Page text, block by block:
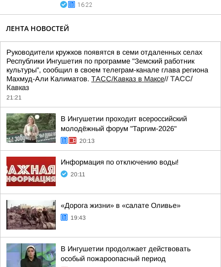
16:22
ЛЕНТА НОВОСТЕЙ
Руководители кружков появятся в семи отдаленных селах
Республики Ингушетия по программе "Земский работник
культуры", сообщил в своем телеграм-канале глава региона
Махмуд-Али Калиматов. ТАСС/Кавказ в Максе// ТАСС/
Кавказ
21:21
В Ингушетии проходит всероссийский
молодёжный форум "Таргим-2026"
20:13
Информация по отключению воды!
20:11
«Дорога жизни» в «салате Оливье»
19:43
В Ингушетии продолжает действовать
особый пожароопасный период